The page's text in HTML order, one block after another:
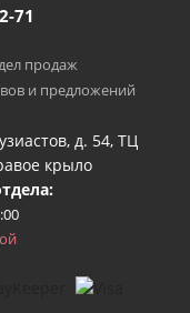
71
продаж
и предложений
д. 54, ТЦ
крыло